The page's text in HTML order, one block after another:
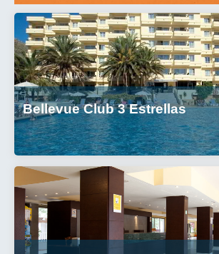
Bellevue Club 3 Estrellas